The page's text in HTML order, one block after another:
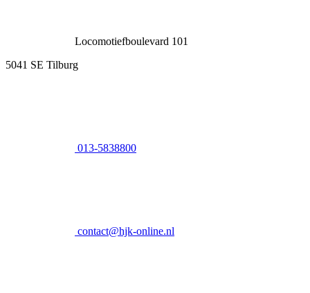
Locomotiefboulevard 101
5041 SE Tilburg
013-5838800
contact@hjk-online.nl